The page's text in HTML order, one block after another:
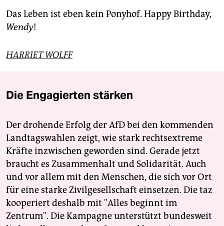
Das Leben ist eben kein Ponyhof. Happy Birthday,
Wendy!
HARRIET WOLFF
Die Engagierten stärken
Der drohende Erfolg der AfD bei den kommenden
Landtagswahlen zeigt, wie stark rechtsextreme
Kräfte inzwischen geworden sind. Gerade jetzt
braucht es Zusammenhalt und Solidarität. Auch
und vor allem mit den Menschen, die sich vor Ort
für eine starke Zivilgesellschaft einsetzen. Die taz
kooperiert deshalb mit "Alles beginnt im
Zentrum". Die Kampagne unterstützt bundesweit